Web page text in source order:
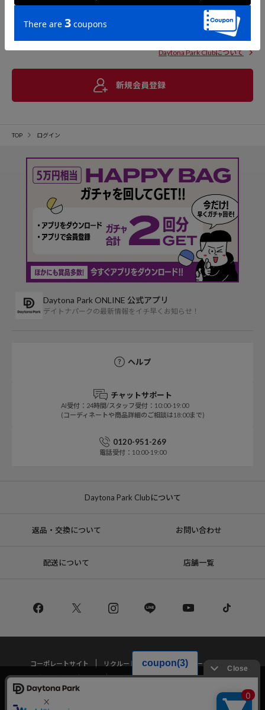
Daytona Park Clubについて
新規会員登録
TOP ログイン
Daytona Park ONLINE 公式アプリ
デイトナパークの最新情報をイチ早くお知らせ！
ヘルプ
チャットサポート
AI受付：24時間/スタッフ受付：10:00-19:00
(コーディネートや商品詳細のご相談は18:00まで)
0120-951-269
電話受付：10:00-19:00
Daytona Park Clubについて
返品・交換について お問い合わせ
配送について 店舗一覧
コーポレートサイト リクルート
サステナブルマークについて
プライバシーポリシー
特定商取引法・古物営業法に基づく表記
当サイトでは利用体験の向上およびコンテンツの最適な提供、トラフィック
の分析を目的としてCookieを使用しています。